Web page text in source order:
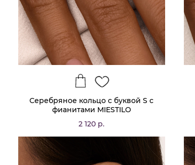
Серебряное кольцо с буквой S с
фианитами MIESTILO
2 120 р.